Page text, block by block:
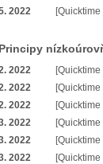
2022
2022
2022
2022
2022
2022
2022